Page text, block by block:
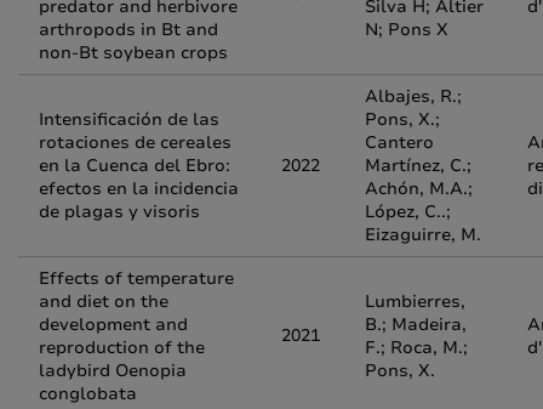
predator and herbivore
arthropods in Bt and
non-Bt soybean crops
Silva H; Altier
N; Pons X
Intensificación de las
rotaciones de cereales
en la Cuenca del Ebro:
efectos en la incidencia
de plagas y visoris
2022
Albajes, R.;
Pons, X.;
Cantero
Martínez, C.;
Achón, M.A.;
López, C..;
Eizaguirre, M.
Effects of temperature
and diet on the
development and
reproduction of the
ladybird Oenopia
conglobata
2021
Lumbierres,
B.; Madeira,
F.; Roca, M.;
Pons, X.